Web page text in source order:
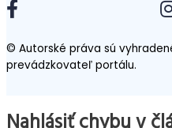
© Autorské práva sú
prevádzkovateľ portálu.